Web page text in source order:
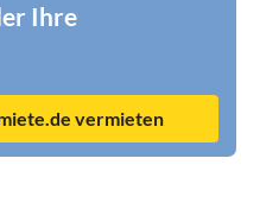
Ihre
vermieten